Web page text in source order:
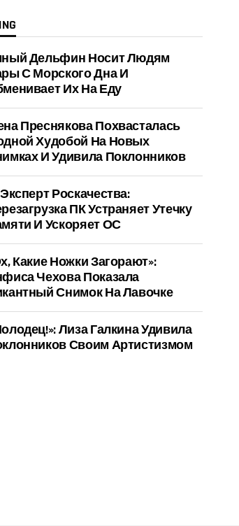
Дельфин Носит Людям
С Морского Дна И
Их На Еду
Преснякова Похвасталась
Худобой На Новых
И Удивила Поклонников
Роскачества:
ПК Устраняет Утечку
И Ускоряет ОС
Какие Ножки Загорают»:
Чехова Показала
Снимок На Лавочке
Лиза Галкина Удивила
Своим Артистизмом